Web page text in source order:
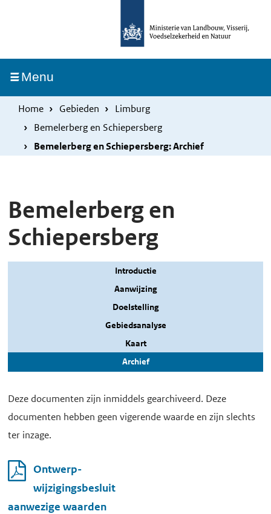
inhoud
gaan
MenuIngeklapt
Home Gebieden
Limburg
Bemelerberg en Schiepersberg
Bemelerberg en Schiepersberg: Archief
Bemelerberg en
Schiepersberg
Introductie
Aanwijzing
Doelstelling
Gebiedsanalyse
Kaart
Archief
Deze documenten zijn inmiddels gearchiveerd. Deze
documenten hebben geen vigerende waarde en zijn slechts
ter inzage.
Ontwerp-
wijzigingsbesluit
aanwezige waarden